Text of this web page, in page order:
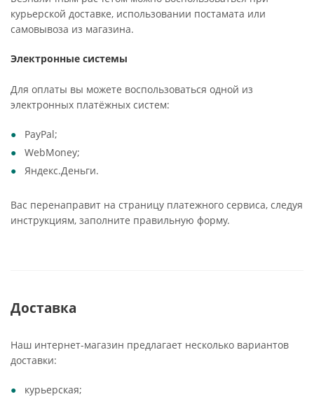
курьерской доставке, использовании постамата или
самовывоза из магазина.
Электронные системы
Для оплаты вы можете воспользоваться одной из
электронных платёжных систем:
PayPal;
WebMoney;
Яндекс.Деньги.
Вас перенаправит на страницу платежного сервиса, следуя
инструкциям, заполните правильную форму.
Доставка
Наш интернет-магазин предлагает несколько вариантов
доставки:
курьерская;